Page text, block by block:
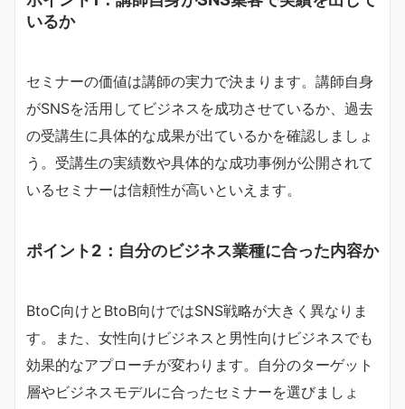
いるか
セミナーの価値は講師の実力で決まります。講師自身
がSNSを活用してビジネスを成功させているか、過去
の受講生に具体的な成果が出ているかを確認しましょ
う。受講生の実績数や具体的な成功事例が公開されて
いるセミナーは信頼性が高いといえます。
ポイント2：自分のビジネス業種に合った内容か
BtoC向けとBtoB向けではSNS戦略が大きく異なりま
す。また、女性向けビジネスと男性向けビジネスでも
効果的なアプローチが変わります。自分のターゲット
層やビジネスモデルに合ったセミナーを選びましょ